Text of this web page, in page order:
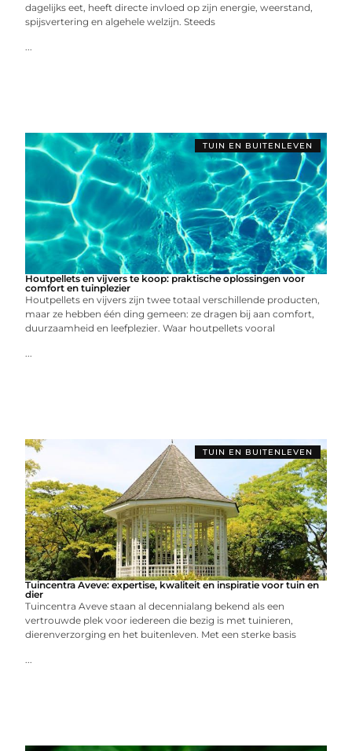
dagelijks eet, heeft directe invloed op zijn energie, weerstand,
spijsvertering en algehele welzijn. Steeds
...
TUIN EN BUITENLEVEN
Houtpellets en vijvers te koop: praktische oplossingen voor
comfort en tuinplezier
Houtpellets en vijvers zijn twee totaal verschillende producten,
maar ze hebben één ding gemeen: ze dragen bij aan comfort,
duurzaamheid en leefplezier. Waar houtpellets vooral
...
TUIN EN BUITENLEVEN
Tuincentra Aveve: expertise, kwaliteit en inspiratie voor tuin en
dier
Tuincentra Aveve staan al decennialang bekend als een
vertrouwde plek voor iedereen die bezig is met tuinieren,
dierenverzorging en het buitenleven. Met een sterke basis
...